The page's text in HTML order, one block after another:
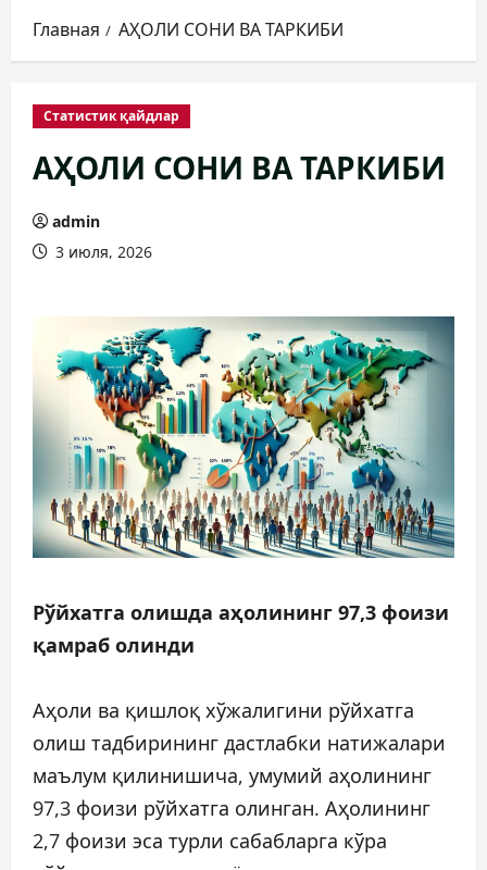
Главная АҲОЛИ СОНИ ВА ТАРКИБИ
Статистик қайдлар
АҲОЛИ СОНИ ВА ТАРКИБИ
admin
3 июля, 2026
Рўйхатга олишда аҳолининг 97,3 фоизи
қамраб олинди
Аҳоли ва қишлоқ хўжалигини рўйхатга
олиш тадбирининг дастлабки натижалари
маълум қилинишича, умумий аҳолининг
97,3 фоизи рўйхатга олинган. Аҳолининг
2,7 фоизи эса турли сабабларга кўра